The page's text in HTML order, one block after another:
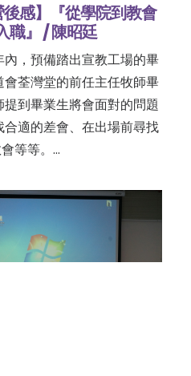
後感】『從學院到教會
職』 / 陳昭廷
，預備踏出宣教工場的畢
荃灣堂的前任主任牧師畢
到畢業生將會面對的問題
適的差會、在出場前尋找
等等。…